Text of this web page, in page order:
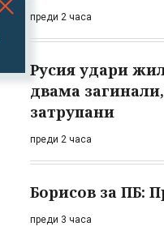
преди 2 часа
Русия удари
двама
затрупани
преди 2 часа
Борисов за ПБ:
преди 3 часа